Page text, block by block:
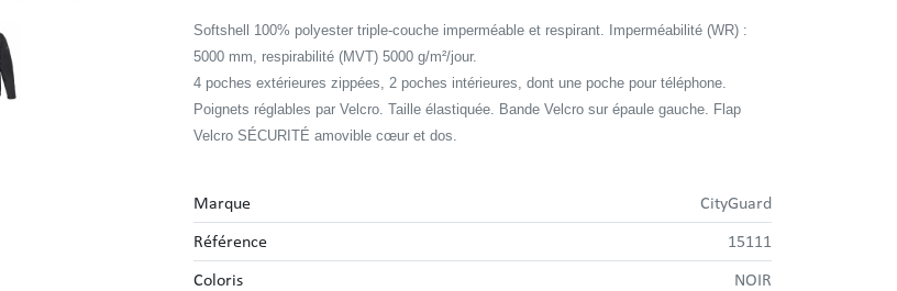
Softshell 100% polyester triple-couche imperméable et respirant. Imperméabilité (WR) :
5000 mm, respirabilité (MVT) 5000 g/m²/jour.
4 poches extérieures zippées, 2 poches intérieures, dont une poche pour téléphone.
Poignets réglables par Velcro. Taille élastiquée. Bande Velcro sur épaule gauche. Flap
Velcro SÉCURITÉ amovible cœur et dos.
Marque CityGuard
Référence 15111
Coloris NOIR